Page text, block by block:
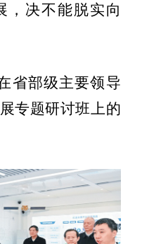
，决不能脱实向
省部级主要领导
专题研讨班上的